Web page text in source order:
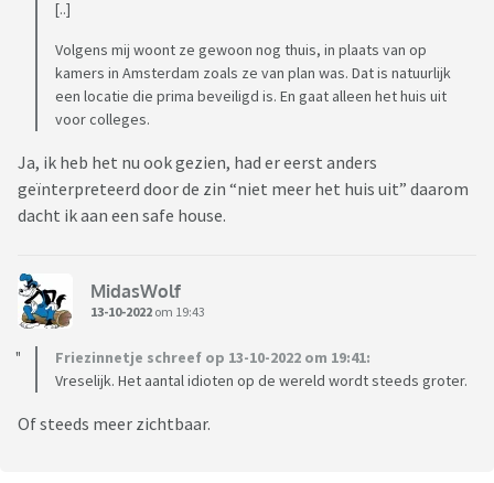
[..]
Volgens mij woont ze gewoon nog thuis, in plaats van op
kamers in Amsterdam zoals ze van plan was. Dat is natuurlijk
een locatie die prima beveiligd is. En gaat alleen het huis uit
voor colleges.
Ja, ik heb het nu ook gezien, had er eerst anders
geïnterpreteerd door de zin “niet meer het huis uit” daarom
dacht ik aan een safe house.
MidasWolf
13-10-2022 om 19:43
Friezinnetje schreef op 13-10-2022 om 19:41:
Vreselijk. Het aantal idioten op de wereld wordt steeds groter.
Of steeds meer zichtbaar.